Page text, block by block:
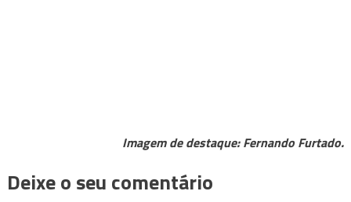
Imagem de destaque: Fernando Furtado.
Deixe o seu comentário